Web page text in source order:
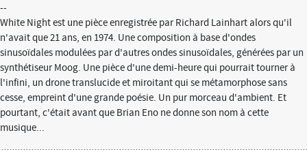
--
White Night est une pièce enregistrée par Richard Lainhart alors qu'il
n'avait que 21 ans, en 1974. Une composition à base d'ondes
sinusoïdales modulées par d'autres ondes sinusoïdales, générées par un
synthétiseur Moog. Une pièce d'une demi-heure qui pourrait tourner à
l'infini, un drone translucide et miroitant qui se métamorphose sans
cesse, empreint d'une grande poésie. Un pur morceau d'ambient. Et
pourtant, c'était avant que Brian Eno ne donne son nom à cette
musique...